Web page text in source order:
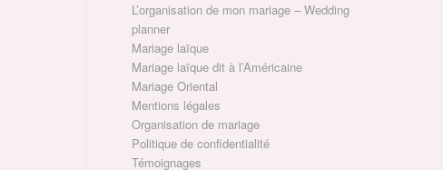
L’organisation de mon mariage – Wedding
planner
Mariage laïque
Mariage laïque dit à l’Américaine
Mariage Oriental
Mentions légales
Organisation de mariage
Politique de confidentialité
Témoignages